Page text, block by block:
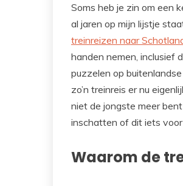
Soms heb je zin om een
al jaren op mijn lijstje
treinreizen naar
handen nemen, inclusief
puzzelen op
zo’n treinreis er nu
niet de jongste meer
inschatten of dit iets voor
Waarom de